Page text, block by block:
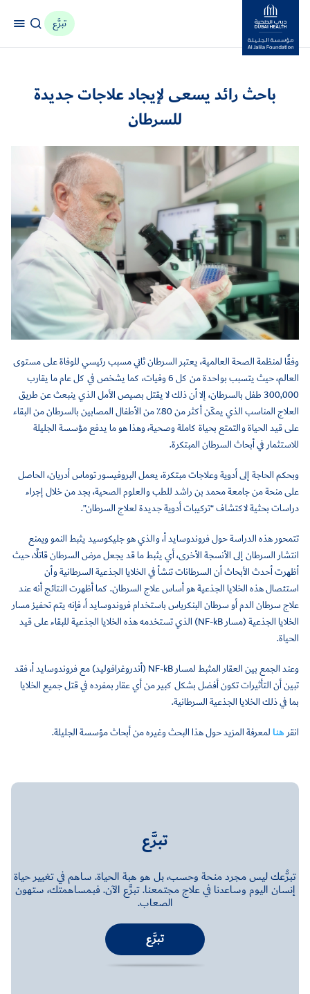
مؤسسة جليلة
تبرَّع
باحث رائد يسعى لإيجاد علاجات جديدة
للسرطان
وفقًا لمنظمة الصحة العالمية، يعتبر السرطان ثاني مسبب رئيسي للوفاة على مستوى
العالم، حيث يتسبب بواحدة من كل 6 وفيات، كما يشخص في كل عام ما يقارب
300,000 طفل بالسرطان، إلا أن ذلك لا يقتل بصيص الأمل الذي ينبعث عن طريق
العلاج المناسب الذي يمكّن أكثر من 80٪ من الأطفال المصابين بالسرطان من البقاء
على قيد الحياة والتمتع بحياة كاملة وصحية، وهذا هو ما يدفع مؤسسة الجليلة
للاستثمار في أبحاث السرطان المبتكرة.
وبحكم الحاجة إلى أدوية وعلاجات مبتكرة، يعمل البروفيسور توماس أدريان، الحاصل
على منحة من جامعة محمد بن راشد للطب والعلوم الصحية، بجد من خلال إجراء
دراسات بحثية لاكتشاف “تركيبات أدوية جديدة لعلاج السرطان”.
تتمحور هذه الدراسة حول فروندوسايد أ، والذي هو جليكوسيد يثبط النمو ويمنع
انتشار السرطان إلى الأنسجة الأخرى، أي يثبط ما قد يجعل مرض السرطان قاتلًا، حيث
أظهرت أحدث الأبحاث أن السرطانات تنشأ في الخلايا الجذعية السرطانية وأن
استئصال هذه الخلايا الجذعية هو أساس علاج السرطان. كما أظهرت النتائج أنه عند
علاج سرطان الدم أو سرطان البنكرياس باستخدام فروندوسايد أ، فإنه يتم تحفيز مسار
الخلايا الجذعية (مسار NF-kB) الذي تستخدمه هذه الخلايا الجذعية للبقاء على قيد
الحياة.
وعند الجمع بين العقار المثبط لمسار NF-kB (أندروغرافوليد) مع فروندوسايد أ، فقد
تبين أن التأثيرات تكون أفضل بشكل كبير من أي عقار بمفرده في قتل جميع الخلايا
بما في ذلك الخلايا الجذعية السرطانية.
انقرهنالمعرفة المزيد حول هذا البحث وغيره من أبحاث مؤسسة الجليلة.
تبرَّع
تبرُّعك ليس مجرد منحة وحسب، بل هو هبة الحياة. ساهم في تغيير حياة
إنسان اليوم وساعدنا في علاج مجتمعنا. تبرَّع الآن. فبمساهمتك، ستهون
الصعاب.
تبرَّع